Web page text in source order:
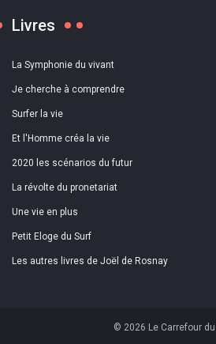
Livres
La Symphonie du vivant
Je cherche à comprendre
Surfer la vie
Et l'Homme créa la vie
2020 les scénarios du futur
La révolte du pronetariat
Une vie en plus
Petit Eloge du Surf
Les autres livres de Joël de Rosnay
© 2026 Le Carrefour